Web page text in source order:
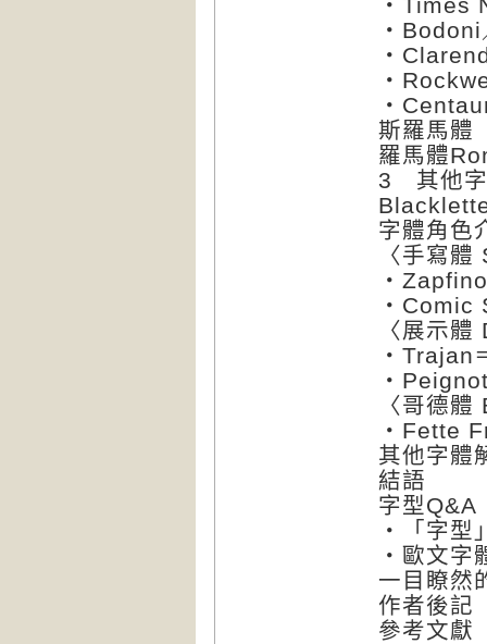
‧Bodoni
斯羅馬體
羅馬體
3 其他字
字體角色
〈手寫
‧Comic
〈展示
‧Trajan
〈哥德
‧Fette
其他字體
結語
字型Q&A
‧「字型
‧歐文字
一目瞭然
作者後記
參考文獻